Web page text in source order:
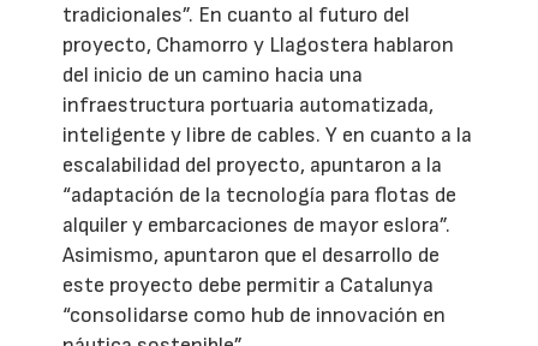
tradicionales”. En cuanto al futuro del
proyecto, Chamorro y Llagostera hablaron
del inicio de un camino hacia una
infraestructura portuaria automatizada,
inteligente y libre de cables. Y en cuanto a la
escalabilidad del proyecto, apuntaron a la
“adaptación de la tecnología para flotas de
alquiler y embarcaciones de mayor eslora”.
Asimismo, apuntaron que el desarrollo de
este proyecto debe permitir a Catalunya
“consolidarse como hub de innovación en